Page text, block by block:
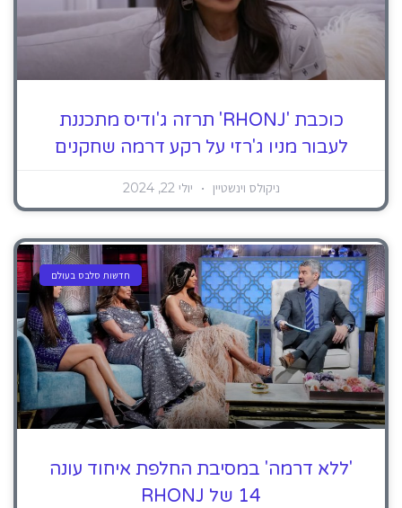
כוכבת 'RHONJ' תרזה ג'ודיס מתכננת
לעבור מניו ג'רזי על רקע דרמה שחקנים
ניקולס וינשטיין יולי 22, 2024
חדשות סלבס בעולם
'ללא דרמה' במסיבת החלפת איחוד עונה
14 של RHONJ